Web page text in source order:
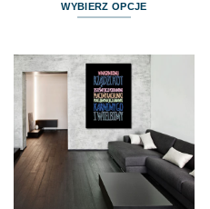
WYBIERZ OPCJE
ma
wiele
wariantów.
Opcje
można
wybrać
na
stronie